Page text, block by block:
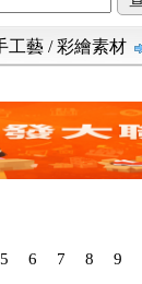
工藝/彩繪素材
5 6 7 8 9